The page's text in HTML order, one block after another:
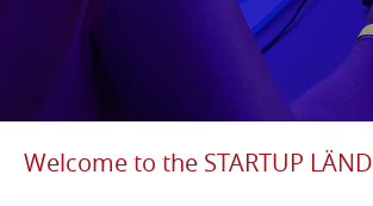
Welcome to the STARTUP LÄND